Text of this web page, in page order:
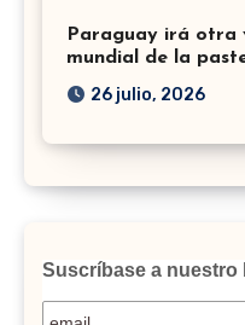
Paraguay irá otra
mundial de la
26 julio, 2026
Suscríbase a nuestro